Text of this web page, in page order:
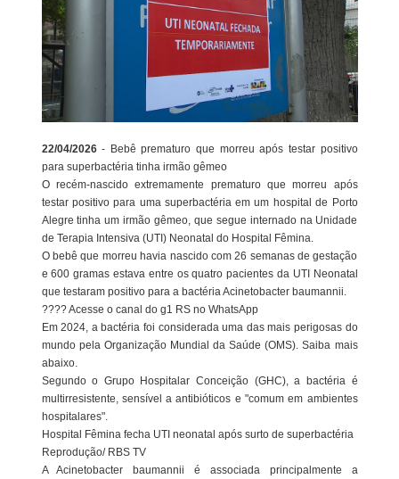
22/04/2026- Bebê prematuro que morreu após testar positivo
para superbactéria tinha irmão gêmeo
O recém-nascido extremamente prematuro que morreu após
testar positivo para uma superbactéria em um hospital de Porto
Alegre tinha um irmão gêmeo, que segue internado na Unidade
de Terapia Intensiva (UTI) Neonatal do Hospital Fêmina.
O bebê que morreu havia nascido com 26 semanas de gestação
e 600 gramas estava entre os quatro pacientes da UTI Neonatal
que testaram positivo para a bactéria Acinetobacter baumannii.
???? Acesse o canal do g1 RS no WhatsApp
Em 2024, a bactéria foi considerada uma das mais perigosas do
mundo pela Organização Mundial da Saúde (OMS). Saiba mais
abaixo.
Segundo o Grupo Hospitalar Conceição (GHC), a bactéria é
multirresistente, sensível a antibióticos e "comum em ambientes
hospitalares".
Hospital Fêmina fecha UTI neonatal após surto de superbactéria
Reprodução/ RBS TV
A Acinetobacter baumannii é associada principalmente a